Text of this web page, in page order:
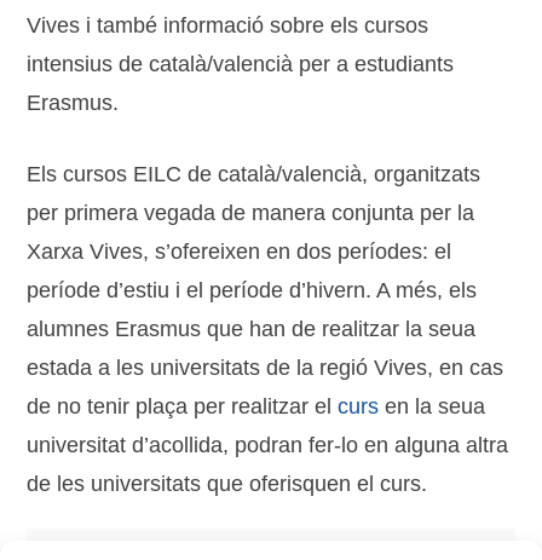
Vives i també informació sobre els cursos
intensius de català/valencià per a estudiants
Erasmus.
Els cursos EILC de català/valencià, organitzats
per primera vegada de manera conjunta per la
Xarxa Vives, s’ofereixen en dos períodes: el
període d’estiu i el període d’hivern. A més, els
alumnes Erasmus que han de realitzar la seua
estada a les universitats de la regió Vives, en cas
de no tenir plaça per realitzar el curs en la seua
universitat d’acollida, podran fer-lo en alguna altra
de les universitats que oferisquen el curs.